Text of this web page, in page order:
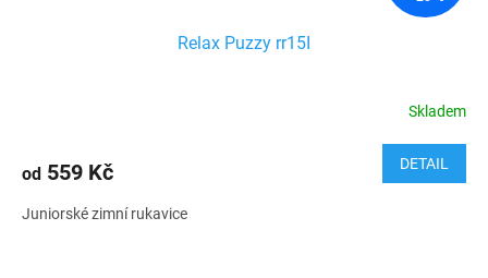
Relax Puzzy rr15I
Skladem
od 559 Kč DETAIL
Juniorské zimní rukavice